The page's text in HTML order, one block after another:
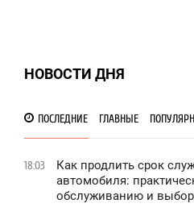
НОВОСТИ ДНЯ
ПОСЛЕДНИЕ ГЛАВНЫЕ
18:03
Как продлить срок
автомобиля:
обслуживанию и